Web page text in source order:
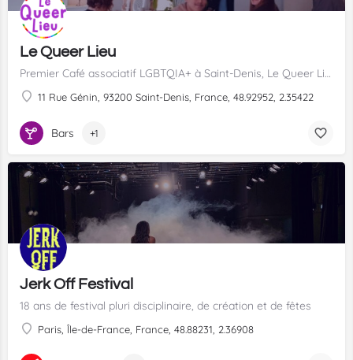
Le Queer Lieu
Premier Café associatif LGBTQIA+ à Saint-Denis, Le Queer Lieu vous accueille à la Bourse du Travail pour des rendez vous artistiques, militants, associatifs ...
11 Rue Génin, 93200 Saint-Denis, France, 48.92952, 2.35422
Bars +1
Jerk Off Festival
18 ans de festival pluri disciplinaire, de création et de fêtes
Paris, Île-de-France, France, 48.88231, 2.36908